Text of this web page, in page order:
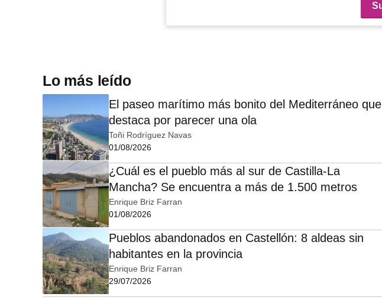
Lo más leído
El paseo marítimo más bonito del Mediterráneo que
destaca por parecer una ola
Toñi Rodríguez Navas
01/08/2026
¿Cuál es el pueblo más al sur de Castilla-La
Mancha? Se encuentra a más de 1.500 metros
Enrique Briz Farran
01/08/2026
Pueblos abandonados en Castellón: 8 aldeas sin
habitantes en la provincia
Enrique Briz Farran
29/07/2026